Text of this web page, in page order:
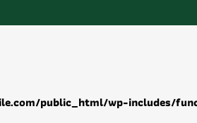
public_html/wp-includes/